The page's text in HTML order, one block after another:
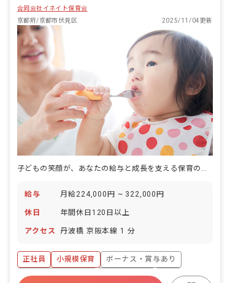
合同会社イネイト保育会
京都府/京都市伏見区
2025/11/04更新
子どもの笑顔が、あなたの給与と成長を支える保育の仕事
給与 月給224,000円 ~ 322,000円
休日 年間休日120日以上
アクセス 丹波橋 京阪本線 1 分
正社員 小規模保育
ボーナス・賞与あり
年間休日120日以上
社会保険完備